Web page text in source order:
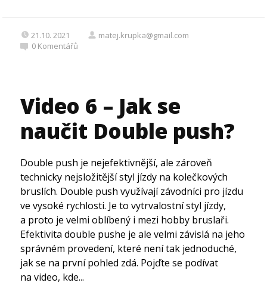
21.10. 2021
matej.krupka@gmail.com
0 Komentářů
Video 6 – Jak se
naučit Double push?
Double push je nejefektivnější, ale zároveň
technicky nejsložitější styl jízdy na kolečkových
bruslích. Double push využívají závodníci pro jízdu
ve vysoké rychlosti. Je to vytrvalostní styl jízdy,
a proto je velmi oblíbený i mezi hobby bruslaři.
Efektivita double pushe je ale velmi závislá na jeho
správném provedení, které není tak jednoduché,
jak se na první pohled zdá. Pojďte se podívat
na video, kde...